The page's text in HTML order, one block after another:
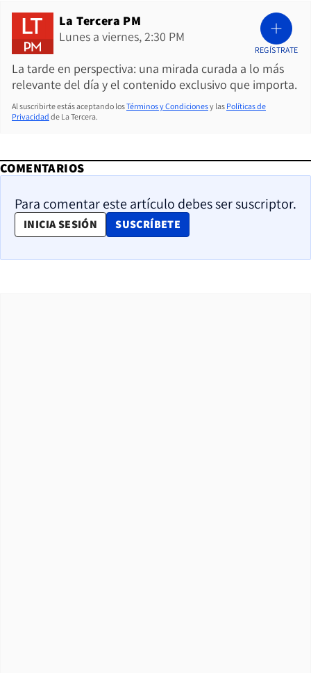
La Tercera PM
Lunes a viernes, 2:30 PM
La tarde en perspectiva: una mirada curada a lo más
relevante del día y el contenido exclusivo que importa.
REGÍSTRATE
Al suscribirte estás aceptando losTérminos y Condicionesy las Políticas de
Privacidad de La Tercera.
COMENTARIOS
Para comentar este artículo debes ser suscriptor.
INICIA SESIÓN SUSCRÍBETE
OPENS IN NEW WINDOW